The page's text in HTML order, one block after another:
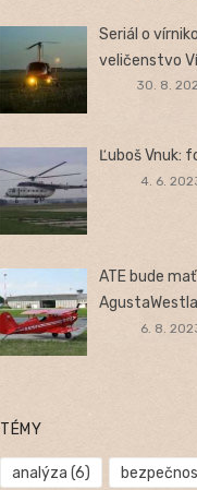
Seriál o
veličenstvo
30. 8.
Ľuboš Vnuk:
4. 6.
ATE bude
6. 8.
TÉMY
analýza (6)